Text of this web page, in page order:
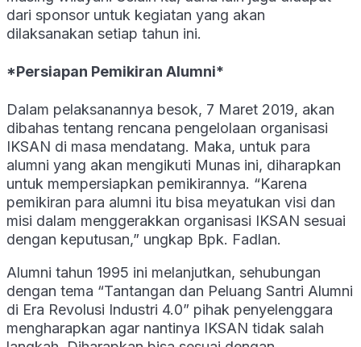
dari sponsor untuk kegiatan yang akan
dilaksanakan setiap tahun ini.
*Persiapan Pemikiran Alumni*
Dalam pelaksanannya besok, 7 Maret 2019, akan
dibahas tentang rencana pengelolaan organisasi
IKSAN di masa mendatang. Maka, untuk para
alumni yang akan mengikuti Munas ini, diharapkan
untuk mempersiapkan pemikirannya. “Karena
pemikiran para alumni itu bisa meyatukan visi dan
misi dalam menggerakkan organisasi IKSAN sesuai
dengan keputusan,” ungkap Bpk. Fadlan.
Alumni tahun 1995 ini melanjutkan, sehubungan
dengan tema “Tantangan dan Peluang Santri Alumni
di Era Revolusi Industri 4.0” pihak penyelenggara
mengharapkan agar nantinya IKSAN tidak salah